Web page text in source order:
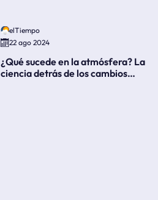
elTiempo
22 ago 2024
¿Qué sucede en la atmósfera? La
ciencia detrás de los cambios